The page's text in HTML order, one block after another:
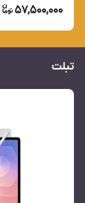
57,500,000
تبلت